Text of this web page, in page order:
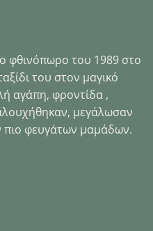
φθινόπωρο του 1989 στo
του στον μαγικό
αγάπη, φροντίδα ,
μεγάλωσαν
πιο φευγάτων μαμάδων.